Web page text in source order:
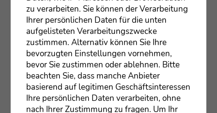
Sie woh­nen zusam­men mit ande­ren
Menschen.
Wer möch­te, kann auchallei­ne woh­nen
Dann bekommt die Per­sonHil­fe zu Hau­se
Das nennt manWoh­nen mit Assis­tenz.
Jeder bekommt dieHil­fe, die er braucht.
So, wie es am bes­ten passt.
zu verarbeiten. Sie können der Verarbeitung
Ihrer persönlichen Daten für die unten
aufgelisteten Verarbeitungszwecke
zustimmen. Alternativ können Sie Ihre
bevorzugten Einstellungen vornehmen,
bevor Sie zustimmen oder ablehnen. Bitte
beachten Sie, dass manche Anbieter
basierend auf legitimen Geschäftsinteressen
Ihre persönlichen Daten verarbeiten, ohne
nach Ihrer Zustimmung zu fragen. Um Ihr